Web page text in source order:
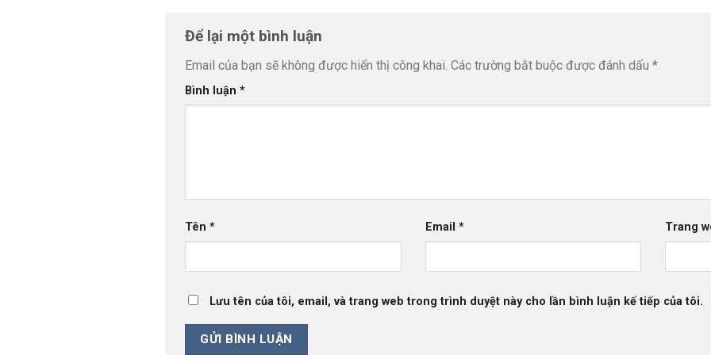
Để lại một bình luận
Email của bạn sẽ không được hiển thị công khai. Các trường bắt buộc được đánh dấu *
Bình luận *
Tên * Email * Trang
Lưu tên của tôi, email, và trang web trong trình duyệt này cho lần bình luận kế tiếp của tôi.